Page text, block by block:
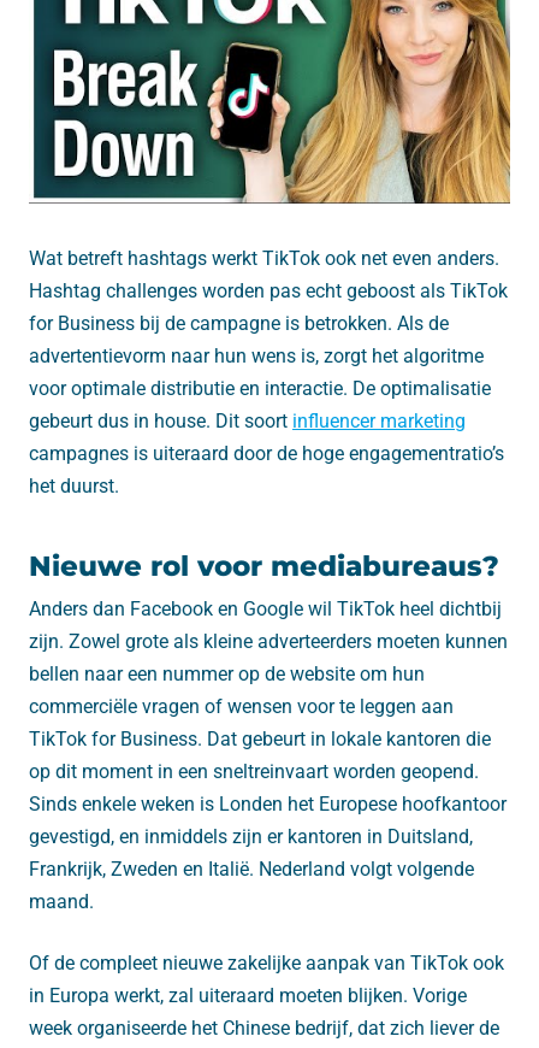
Wat betreft hashtags werkt TikTok ook net even anders.
Hashtag challenges worden pas echt geboost als TikTok
for Business bij de campagne is betrokken. Als de
advertentievorm naar hun wens is, zorgt het algoritme
voor optimale distributie en interactie. De optimalisatie
gebeurt dus in house. Dit soort influencer marketing
campagnes is uiteraard door de hoge engagementratio’s
het duurst.
Nieuwe rol voor mediabureaus?
Anders dan Facebook en Google wil TikTok heel dichtbij
zijn. Zowel grote als kleine adverteerders moeten kunnen
bellen naar een nummer op de website om hun
commerciële vragen of wensen voor te leggen aan
TikTok for Business. Dat gebeurt in lokale kantoren die
op dit moment in een sneltreinvaart worden geopend.
Sinds enkele weken is Londen het Europese hoofkantoor
gevestigd, en inmiddels zijn er kantoren in Duitsland,
Frankrijk, Zweden en Italië. Nederland volgt volgende
maand.
Of de compleet nieuwe zakelijke aanpak van TikTok ook
in Europa werkt, zal uiteraard moeten blijken. Vorige
week organiseerde het Chinese bedrijf, dat zich liever de